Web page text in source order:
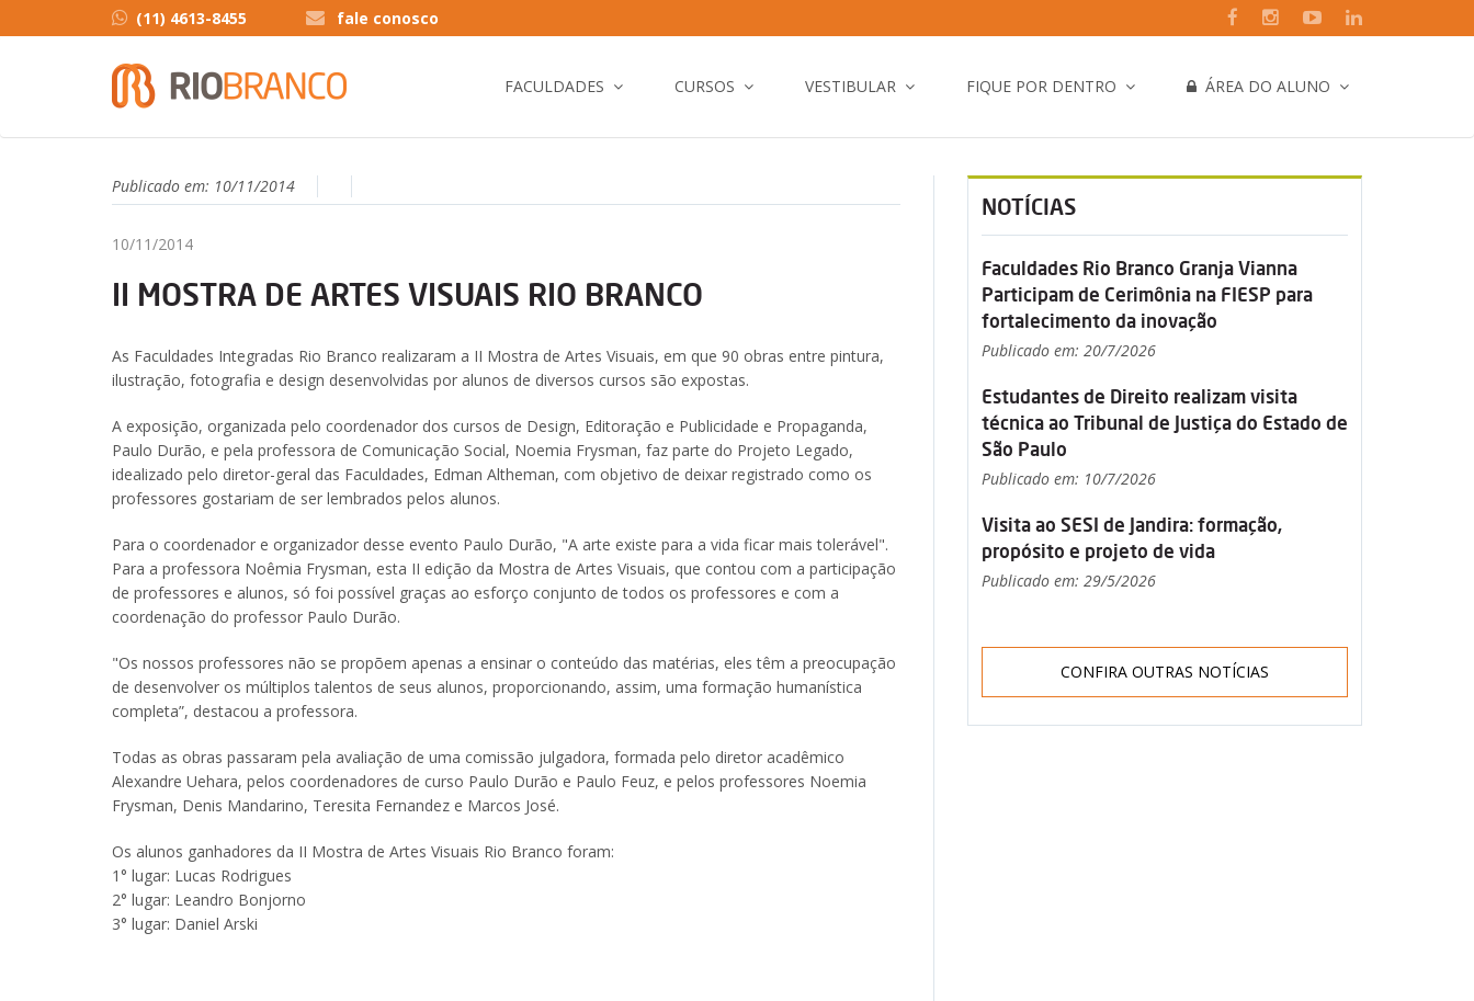
(11) 4613-8455 fale conosco
FACULDADES CURSOS VESTIBULAR FIQUE POR DENTRO ÁREA DO ALUNO
Publicado em: 10/11/2014
10/11/2014
II MOSTRA DE ARTES VISUAIS RIO BRANCO
As Faculdades Integradas Rio Branco realizaram a II Mostra de Artes Visuais, em que 90 obras entre pintura,
ilustração, fotografia e design desenvolvidas por alunos de diversos cursos são expostas.
A exposição, organizada pelo coordenador dos cursos de Design, Editoração e Publicidade e Propaganda,
Paulo Durão, e pela professora de Comunicação Social, Noemia Frysman, faz parte do Projeto Legado,
idealizado pelo diretor-geral das Faculdades, Edman Altheman, com objetivo de deixar registrado como os
professores gostariam de ser lembrados pelos alunos.
Para o coordenador e organizador desse evento Paulo Durão, "A arte existe para a vida ficar mais tolerável".
Para a professora Noêmia Frysman, esta II edição da Mostra de Artes Visuais, que contou com a participação
de professores e alunos, só foi possível graças ao esforço conjunto de todos os professores e com a
coordenação do professor Paulo Durão.
"Os nossos professores não se propõem apenas a ensinar o conteúdo das matérias, eles têm a preocupação
de desenvolver os múltiplos talentos de seus alunos, proporcionando, assim, uma formação humanística
completa”, destacou a professora.
Todas as obras passaram pela avaliação de uma comissão julgadora, formada pelo diretor acadêmico
Alexandre Uehara, pelos coordenadores de curso Paulo Durão e Paulo Feuz, e pelos professores Noemia
Frysman, Denis Mandarino, Teresita Fernandez e Marcos José.
Os alunos ganhadores da II Mostra de Artes Visuais Rio Branco foram:
1° lugar: Lucas Rodrigues
2° lugar: Leandro Bonjorno
3° lugar: Daniel Arski
NOTÍCIAS
Faculdades Rio Branco Granja Vianna
Participam de Cerimônia na FIESP para
fortalecimento da inovação
Publicado em: 20/7/2026
Estudantes de Direito realizam visita
técnica ao Tribunal de Justiça do Estado de
São Paulo
Publicado em: 10/7/2026
Visita ao SESI de Jandira: formação,
propósito e projeto de vida
Publicado em: 29/5/2026
CONFIRA OUTRAS NOTÍCIAS